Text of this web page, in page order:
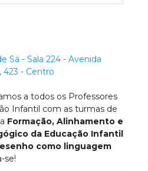
Sá - Sala 224 - Avenida
- Centro
a todos os Professores
Infantil com as turmas de
Formação, Alinhamento e
da Educação Infantil
como linguagem
se!